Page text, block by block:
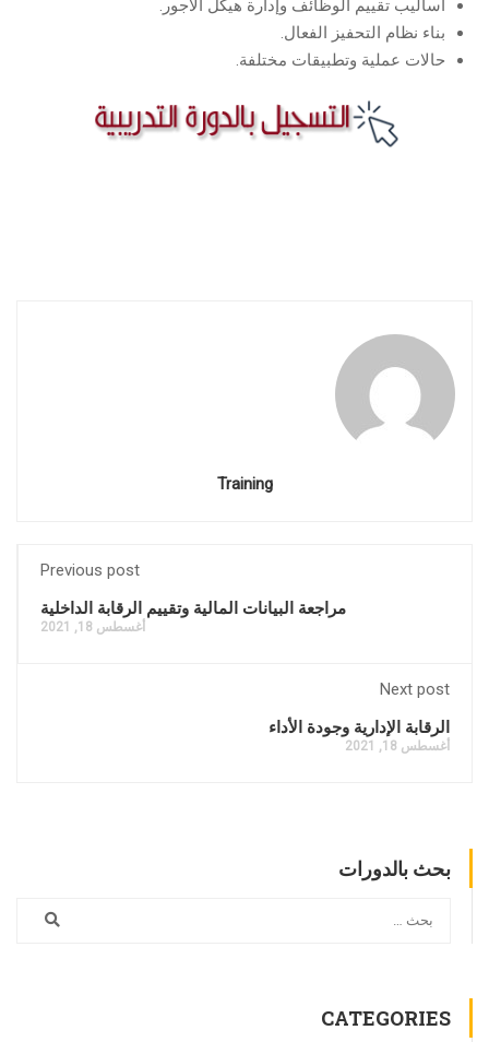
أساليب تقييم الوظائف وإدارة هيكل الأجور.
بناء نظام التحفيز الفعال.
حالات عملية وتطبيقات مختلفة.
Training
Previous post
مراجعة البيانات المالية وتقييم الرقابة الداخلية
أغسطس 18, 2021
Next post
الرقابة الإدارية وجودة الأداء
أغسطس 18, 2021
بحث بالدورات
CATEGORIES